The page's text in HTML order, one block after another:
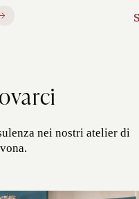
nei nostri atelier di